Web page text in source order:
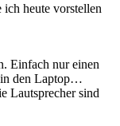
ich heute vorstellen
Einfach nur einen
in den Laptop…
Lautsprecher sind